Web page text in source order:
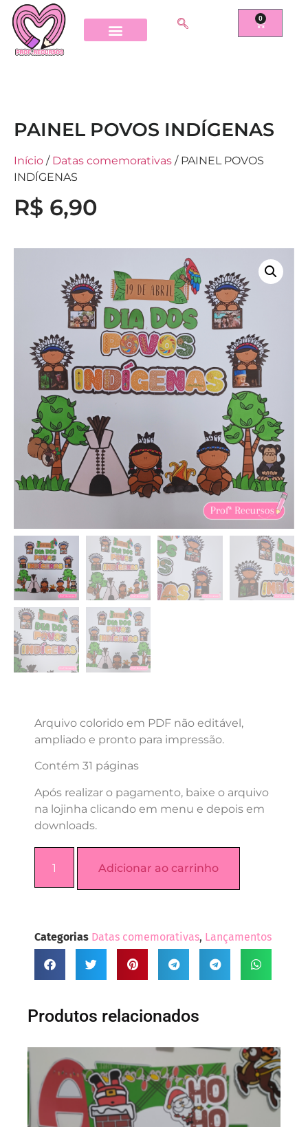
0
PAINEL POVOS INDÍGENAS
Início / Datas comemorativas / PAINEL POVOS
INDÍGENAS
R$ 6,90
Arquivo colorido em PDF não editável,
ampliado e pronto para impressão.
Contém 31 páginas
Após realizar o pagamento, baixe o arquivo
na lojinha clicando em menu e depois em
downloads.
Adicionar ao carrinho
Categorias Datas comemorativas, Lançamentos
Produtos relacionados